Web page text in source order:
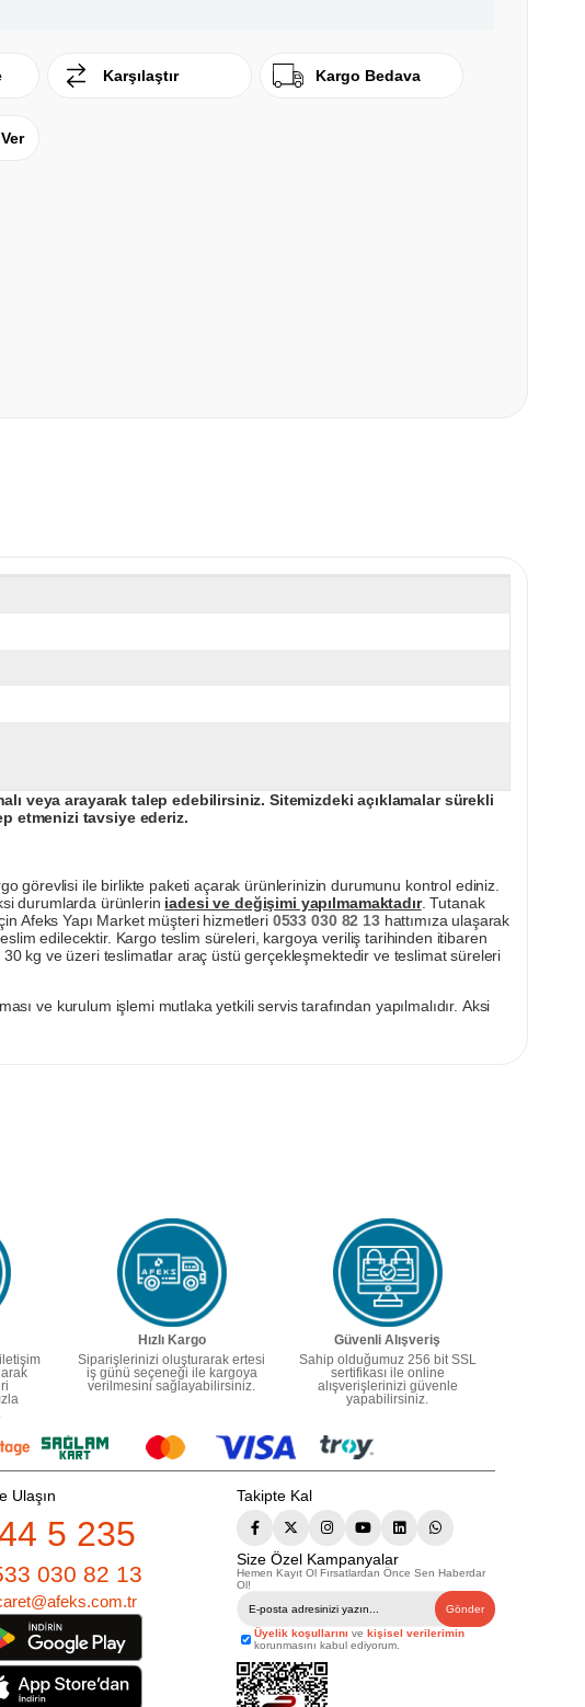
Karşılaştır Kargo Bedava
veya arayarak talep edebilirsiniz. Sitemizdeki açıklamalar sürekli
etmenizi tavsiye ederiz.
görevlisi ile birlikte paketi açarak ürünlerinizin durumunu kontrol ediniz.
durumlarda ürünlerin iadesi ve değişimi yapılmamaktadır. Tutanak
Afeks Yapı Market müşteri hizmetleri 0533 030 82 13hattımıza ulaşarak
edilecektir. Kargo teslim süreleri, kargoya veriliş tarihinden itibaren
30 kg ve üzeri teslimatlar araç üstü gerçekleşmektedir ve teslimat süreleri
ve kurulum işlemi mutlaka yetkili servis tarafından yapılmalıdır. Aksi
Hızlı Kargo
Siparişlerinizi oluşturarak ertesi
iş günü seçeneği ile kargoya
verilmesini sağlayabilirsiniz.
Güvenli Alışveriş
Sahip olduğumuz 256 bit SSL
sertifikası ile online
alışverişlerinizi güvenle
yapabilirsiniz.
Ulaşın
5 235
030 82 13
Takipte Kal
Size Özel Kampanyalar
Hemen Kayıt Ol Fırsatlardan Önce Sen Haberdar
Ol!
Gönder
Üyelik koşullarını ve kişisel verilerimin
korunmasını kabul ediyorum.